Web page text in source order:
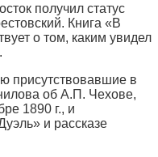
получил статус
Книга «В
о том, каким увидел
присутствовавшие в
об А.П. Чехове,
1890 г., и
и рассказе